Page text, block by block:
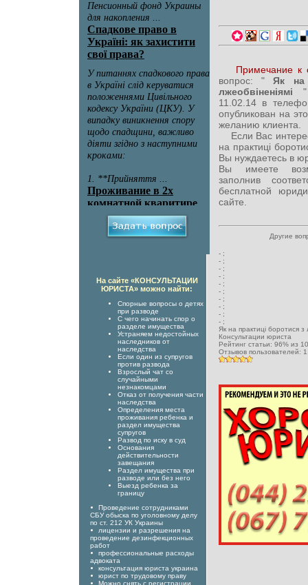
Примечание к
вопрос: " Як на
лжеобвіненіямі
11.02.14 в
опубликован на
желанию клиента.
Если Вас
на практиці
Вы нуждаетесь в
Вы имеете
заполнив
бесплатной
сайте.
Другие
- ;
- ;
- ;
- ;
- ;
- ;
- ;
- ;
- ;
- ;
Як на практиці боротися з
Консультации юриста
Рейтинг статьи: 96% из
Отзывов пользователей: 1
На сайте «КОНСУЛЬТАЦИИ
ЮРИСТА» можно найти:
Спорные вопросы о детях
при разводе
С чего начинать спор о
разделе имущества
Устраняем недостойных
наследников от
наследства
Если один из супругов
против развода
Взрослый чат со
случайными
незнакомцами
Отказ от получения части
наследства
Определения места
проживания ребенка и
раздел имущества
супругов
Развод по иску в суд
Основания
действительности
завещания
Раздел имущества при
разводе или без него
Выезд ребенка за
границу
Проведение сотрудниками
СБУ обыска по уголовному делу
по ст. 212 УК Украины
лицензии и разрешения на
проведение дезинфекционных
работ
профессиональные расходы
адвоката
консультация юриста украина
юрист по трудовому праву
Можно снять с регистрации